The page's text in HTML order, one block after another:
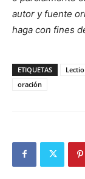
autor y fuente
haga con fines
ETIQUETAS
oración